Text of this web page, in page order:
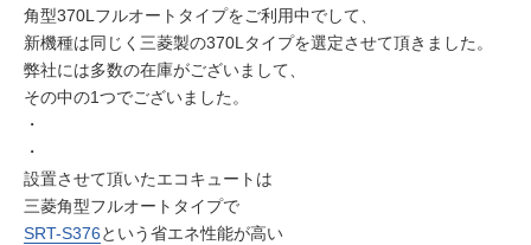
角型370Lフルオートタイプをご利用中でして、
新機種は同じく三菱製の370Lタイプを選定させて頂きました。
弊社には多数の在庫がございまして、
その中の1つでございました。
・
・
設置させて頂いたエコキュートは
三菱角型フルオートタイプで
SRT-S376という省エネ性能が高い